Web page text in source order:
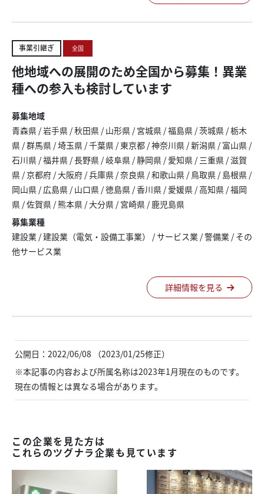
事業引継ぎ 全国
他地域への展開のため全国から募集！異業
種への参入も検討しています
募集地域
青森県 /岩手県 /秋田県 /山形県 /宮城県 /福島県 /茨城県 /栃木
県 /群馬県 /埼玉県 /千葉県 /東京都 /神奈川県 /新潟県 /富山県 /
石川県 /福井県 /長野県 /岐阜県 /静岡県 /愛知県 /三重県 /滋賀
県 /京都府 /大阪府 /兵庫県 /奈良県 /和歌山県 /鳥取県 /島根県 /
岡山県 /広島県 /山口県 /徳島県 /香川県 /愛媛県 /高知県 /福岡
県 /佐賀県 /熊本県 /大分県 /宮崎県 /鹿児島県
募集業種
建設業 /建設業（電気・設備工事業） /サービス業 /警備業 /その
他サービス業
詳細情報を見る
公開日：2022/06/08 （2023/01/25修正）
※本記事の内容および所属名称は2023年1月現在のものです。
現在の情報とは異なる場合があります。
この企業を見た方は
これらのツグナラ企業も見ています